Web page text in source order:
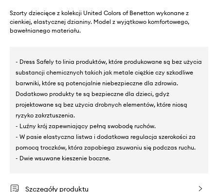
Szorty dziecięce z kolekcji United Colors of Benetton wykonane z
cienkiej, elastycznej dzianiny. Model z wyjątkowo komfortowego,
bawełnianego materiału.
- Dress Safely to linia produktów, które produkowane są bez użycia
substancji chemicznych takich jak metale ciężkie czy szkodliwe
barwniki, które są potencjalnie niebezpieczne dla zdrowia.
Dodatkowo produkty te są bezpieczne dla dzieci, gdyż
projektowane są bez użycia drobnych elementów, które niosą
ryzyko zakrztuszenia.
- Luźny krój zapewniający pełną swobodę ruchów.
- W pasie elastyczna listwa i dodatkowa regulacja szerokości za
pomocą troczków, która zapobiega zsuwaniu się podczas ruchu.
- Dwie wsuwane kieszenie boczne.
Szczegóły produktu